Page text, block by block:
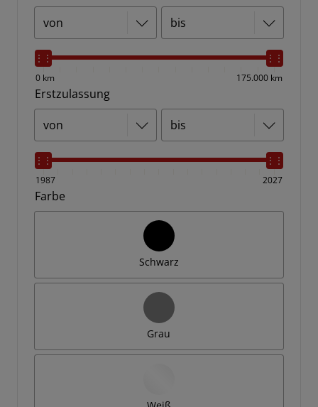
0 km 175.000 km
Erstzulassung
1987 2027
Farbe
Schwarz
Grau